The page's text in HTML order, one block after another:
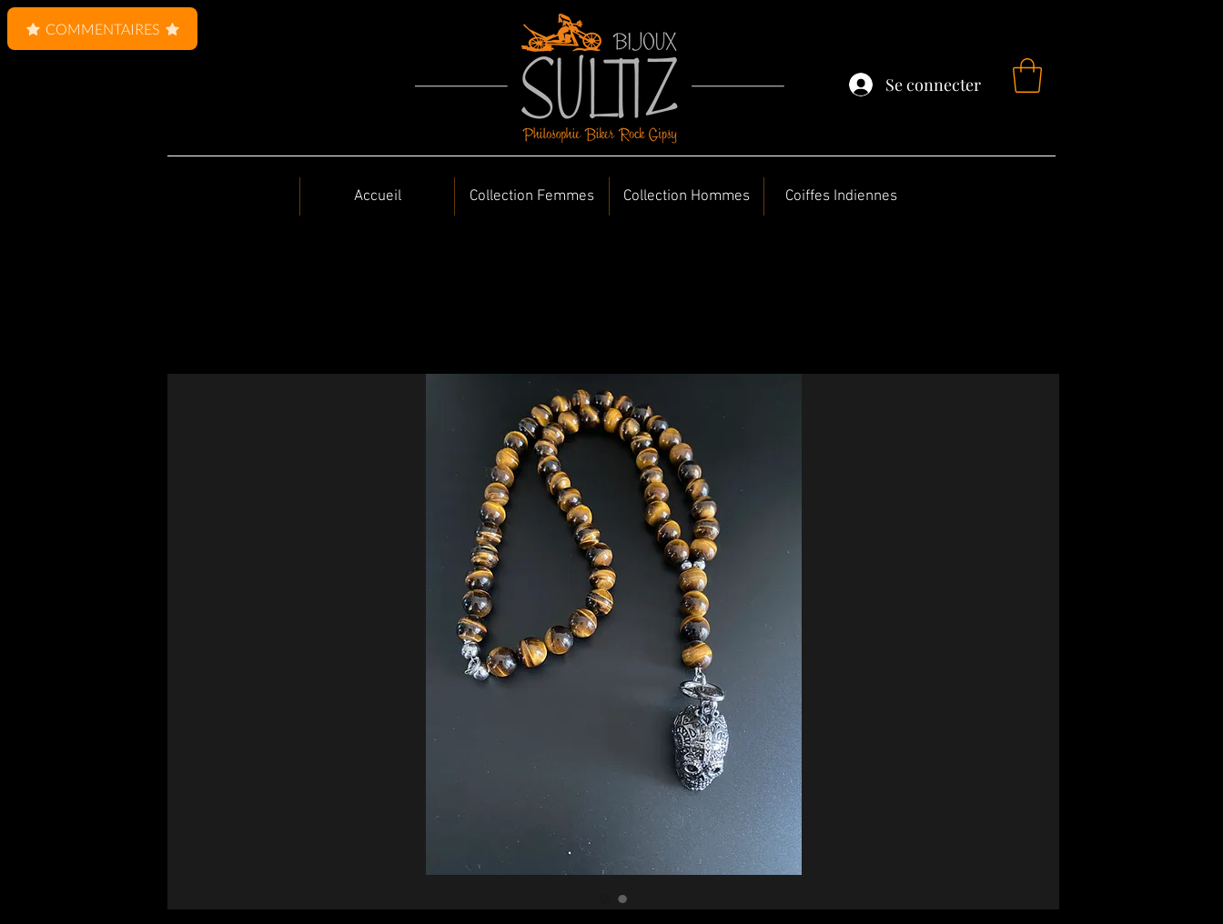
Se connecter
Accueil Collection Femmes Collection Hommes Coiffes Indiennes
COMMENTAIRES